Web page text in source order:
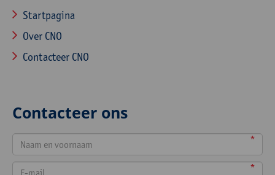
Startpagina
Over CNO
Contacteer CNO
Contacteer ons
*
*